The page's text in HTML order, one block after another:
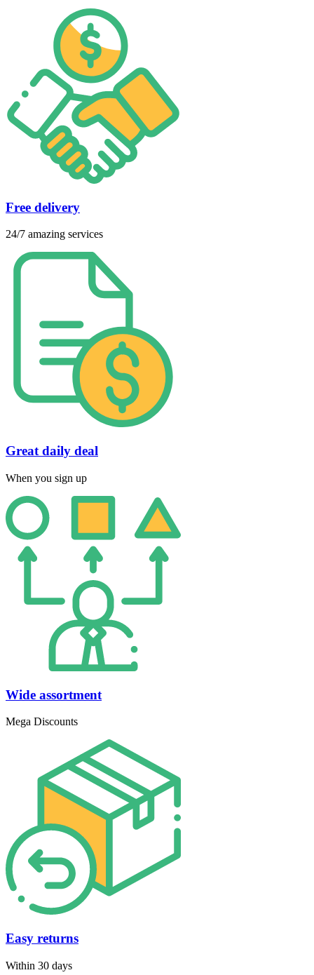
Free delivery
24/7 amazing services
Great daily deal
When you sign up
Wide assortment
Mega Discounts
Easy returns
Within 30 days